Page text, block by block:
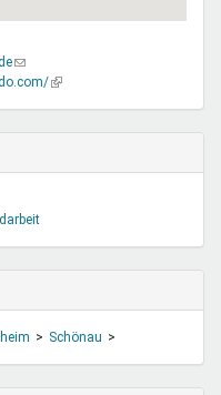
(Link
sendet(Link
Schönau